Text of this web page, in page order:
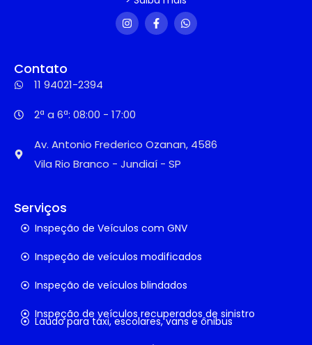
Serviços
Inspeção de Veículos com GNV
Inspeção de veículos modificados
Inspeção de veículos blindados
Inspeção de veículos recuperados de sinistro
Laudo para táxi, escolares, vans e ônibus
Contato
11 94021-2394
2ª a 6ª: 08:00 - 17:00
Av. Antonio Frederico Ozanan, 4586
Vila Rio Branco - Jundiaí - SP